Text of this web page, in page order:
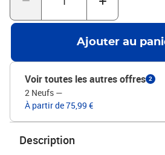
intérieurs. Vous pouvez également le
pour bloquer la lumière intense du soleil. Attention :Uniquement
pour une utilisation en intérieur.Couleur
cadre : bois de paulownia massif
d’ingénierie Dimensions lorsqu'il est
H) Taille du panneau (chacun) : 40 x 160
mm Nombre de panneaux : 3
intérieur Assemblage requis : oui
Ajouter au
Voir toutes les autres offres 2
2 Neufs —
À partir de 75,99 €
Description